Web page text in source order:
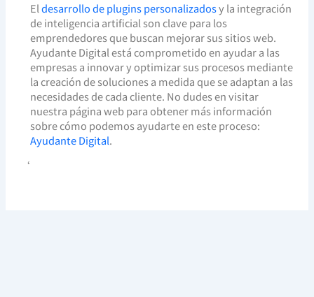
Eldesarrollo de plugins personalizadosy la integración
de inteligencia artificial son clave para los
emprendedores que buscan mejorar sus sitios web.
Ayudante Digital está comprometido en ayudar a las
empresas a innovar y optimizar sus procesos mediante
la creación de soluciones a medida que se adaptan a las
necesidades de cada cliente. No dudes en visitar
nuestra página web para obtener más información
sobre cómo podemos ayudarte en este proceso:
Ayudante Digital.
‘